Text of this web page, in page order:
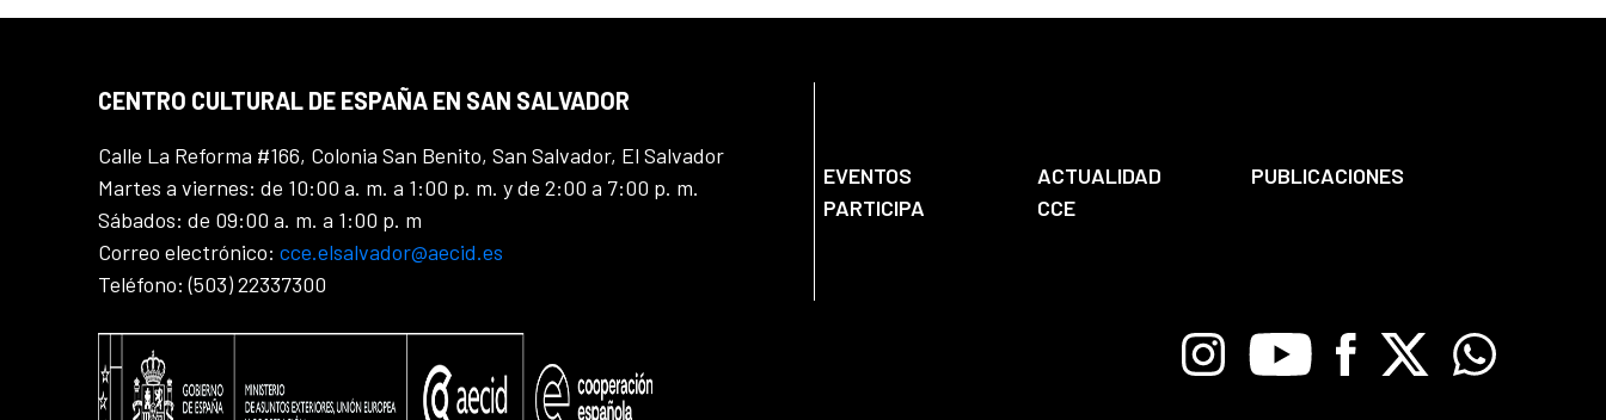
CENTRO CULTURAL DE ESPAÑA EN SAN SALVADOR
Calle La Reforma #166, Colonia San Benito, San Salvador, El Salvador
Martes a viernes: de 10:00 a. m. a 1:00 p. m. y de 2:00 a 7:00 p. m.
Sábados: de 09:00 a. m. a 1:00 p. m
Correo electrónico: cce.elsalvador@aecid.es
Teléfono: (503) 22337300
EVENTOS ACTUALIDAD
PUBLICACIONES
PARTICIPA
CCE
InstagramYoutube Facebook
X Whatsapp